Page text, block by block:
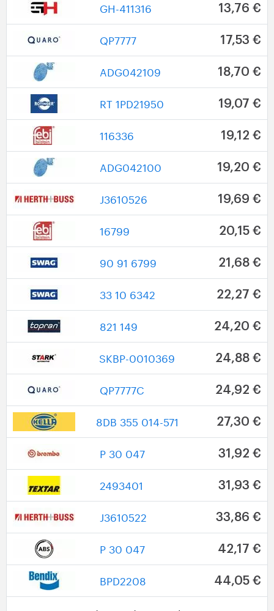
GH-411316 13,76 €
QP7777 17,53 €
ADG042109 18,70 €
RT 1PD21950 19,07 €
116336 19,12 €
ADG042100 19,20 €
J3610526 19,69 €
16799 20,15 €
90 91 6799 21,68 €
33 10 6342 22,27 €
821 149 24,20 €
SKBP-0010369 24,88 €
QP7777C 24,92 €
8DB 355 014-571 27,30 €
P 30 047 31,92 €
2493401 31,93 €
J3610522 33,86 €
P 30 047 42,17 €
BPD2208 44,05 €